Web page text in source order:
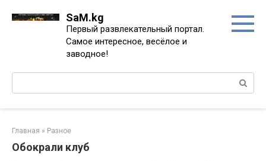
SaM.kg
Первый развлекательный портал.
Самое интересное, весёлое и
заводное!
Поиск:
Главная » Разное
Обокрали клуб